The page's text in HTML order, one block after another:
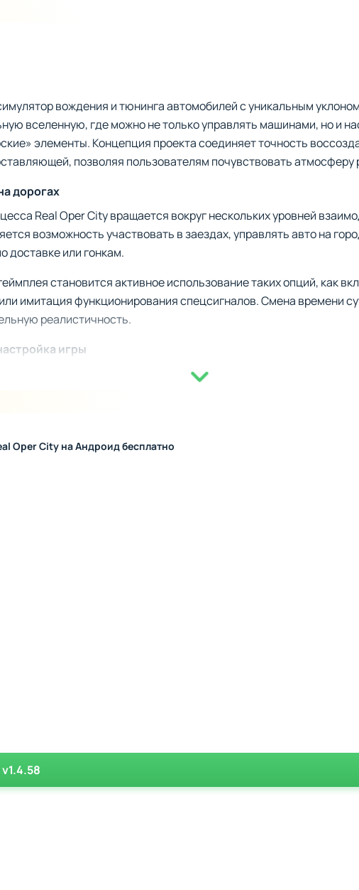
вождения и тюнинга автомобилей с уникальным
вселенную, где можно не только управлять машинами, но и
элементы. Концепция проекта соединяет точность
позволяя пользователям почувствовать атмосферу
дорогах
Real Oper City вращается вокруг нескольких уровней
возможность участвовать в заездах, управлять авто на
доставке или гонкам.
становится активное использование таких опций, как
имитация функционирования спецсигналов. Смена времени
реалистичность.
игры
вниманием к деталям взаимодействия с окружающей
всеми машинами, что делает игру не только активной, но и
Oper City на Андроид бесплатно